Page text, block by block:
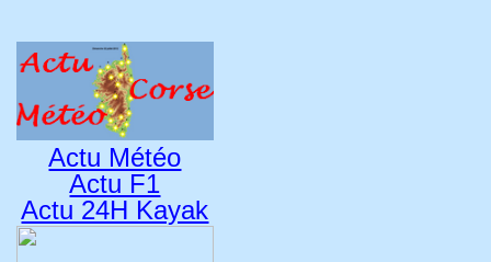
Actu Météo
Actu F1
Actu 24H Kayak